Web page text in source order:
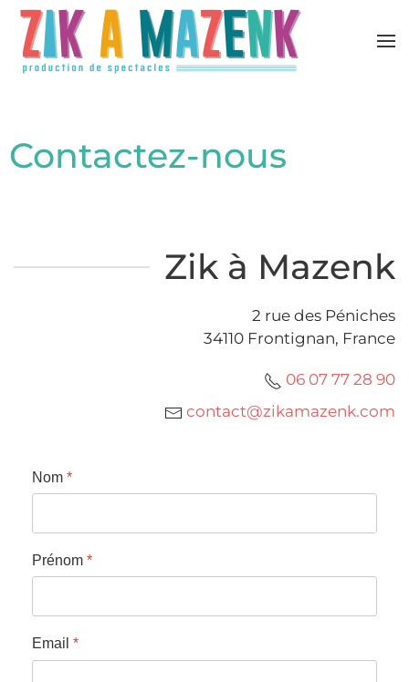
Accéder au contenu principal
Contactez-nous
Zik à Mazenk
2 rue des Péniches
34110 Frontignan, France
06 07 77 28 90
contact@zikamazenk.com
Nom *
Prénom *
Email *